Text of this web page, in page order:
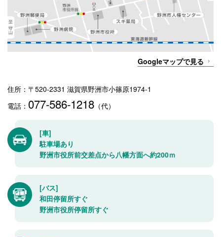
Googleマップで見る
住所：〒520-2331 滋賀県野洲市小篠原1974-1
電話： 077-586-1218 （代）
[車]
駐車場あり
野洲市役所前交差点から八幡方面へ約200ｍ
[バス]
和田停留所すぐ
野洲市役所停留所すぐ